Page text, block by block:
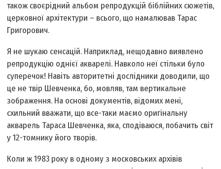
також своєрідний альбом репродукцій біблійних сюжетів,
церковної архітектури – всього, що намалював Тарас
Григорович.
Я не шукаю сенсацій. Наприклад, нещодавно виявлено
репродукцію однієї акварелі. Навколо неї стільки було
суперечок! Навіть авторитетні дослідники доводили, що
це не твір Шевченка, бо, мовляв, там вертикальне
зображення. На основі документів, відомих мені,
схильний вважати, що все-таки маємо оригінальну
акварель Тараса Шевченка, яка, сподіваюся, побачить світ
у 12-томнику його творів.
Коли ж 1983 року в одному з московських архівів